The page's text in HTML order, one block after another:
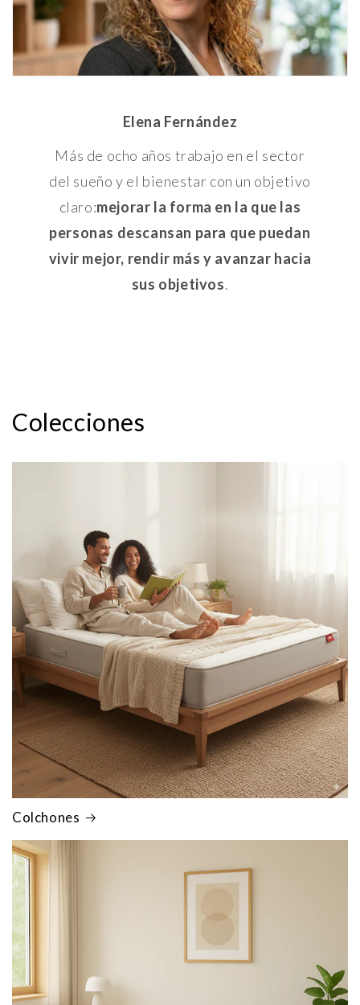
Elena Fernández
Más de ocho años trabajo en el sector
del sueño y el bienestar con un objetivo
claro:mejorar la forma en la que las
personas descansan para que puedan
vivir mejor, rendir más y avanzar hacia
sus objetivos.
Colecciones
Colchones